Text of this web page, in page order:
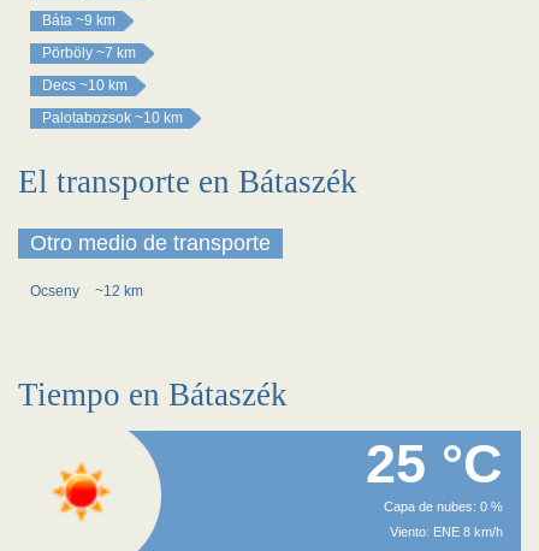
Báta ~9 km
Pörböly ~7 km
Decs ~10 km
Palotabozsok ~10 km
El transporte en Bátaszék
Otro medio de transporte
Ocseny ~12 km
Tiempo en Bátaszék
25 °C
Capa de nubes: 0 %
Viento: ENE 8 km/h